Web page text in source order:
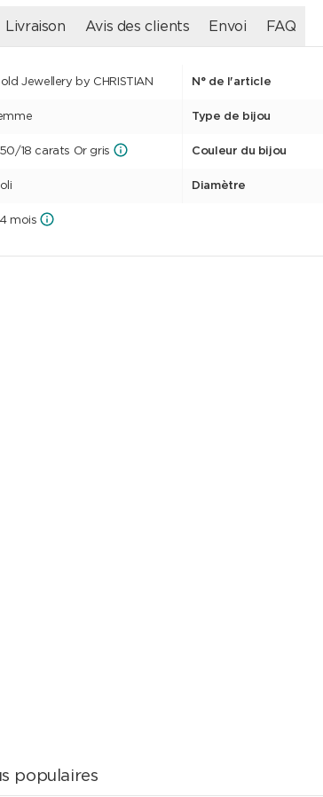
Livraison Avis des clients Envoi FAQ
Jewellery by CHRISTIAN N° de l'article
Type de bijou
18 carats Or gris Couleur du bijou
Diamètre
mois
populaires